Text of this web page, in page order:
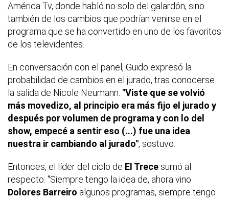
América Tv, donde habló no solo del galardón, sino
también de los cambios que podrían venirse en el
programa que se ha convertido en uno de los favoritos
de los televidentes.
En conversación con el panel, Guido expresó la
probabilidad de cambios en el jurado, tras conocerse
la salida de Nicole Neumann. "Viste que se volvió
más movedizo, al principio era más fijo el jurado y
después por volumen de programa y con lo del
show, empecé a sentir eso (...) fue una idea
nuestra ir cambiando al jurado", sostuvo.
Entonces, el líder del ciclo de El Trece sumó al
respecto: "Siempre tengo la idea de, ahora vino
Dolores Barreiro algunos programas, siempre tengo